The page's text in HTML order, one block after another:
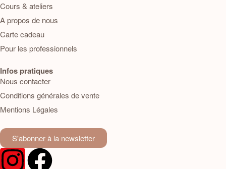
Cours & ateliers
A propos de nous
Carte cadeau
Pour les professionnels
Infos pratiques
Nous contacter
Conditions générales de vente
Mentions Légales
S'abonner à la newsletter